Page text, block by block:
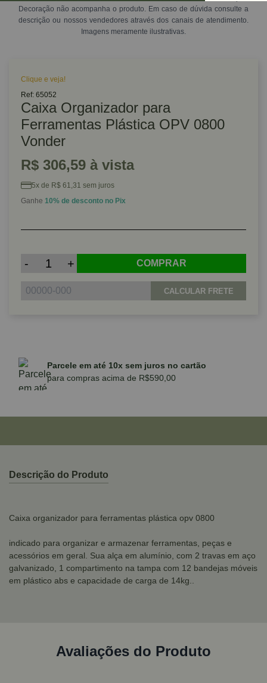
Decoração não acompanha o produto. Em caso de dúvida consulte a
descrição ou nossos vendedores através dos canais de atendimento.
Imagens meramente ilustrativas.
Clique e veja!
Ref: 65052
Caixa Organizador para
Ferramentas Plástica OPV 0800
Vonder
R$ 306,59 à vista
5x de R$ 61,31 sem juros
Ganhe 10% de desconto no Pix
- + COMPRAR
CALCULAR FRETE
Parcele em até 10x sem juros no cartão
para compras acima de R$590,00
Descrição do Produto
Caixa organizador para ferramentas plástica opv 0800
indicado para organizar e armazenar ferramentas, peças e
acessórios em geral. Sua alça em alumínio, com 2 travas em aço
galvanizado, 1 compartimento na tampa com 12 bandejas móveis
em plástico abs e capacidade de carga de 14kg..
Avaliações do Produto